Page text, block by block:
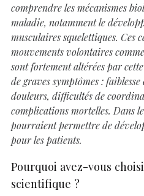
comprendre les mécanismes
maladie, notamment le
musculaires squelettiques. Ces
mouvements volontaires
sont fortement altérées par
de graves symptômes :
douleurs, difficultés de
complications mortelles. Dans
pourraient permettre de
pour les patients.
Pourquoi avez-vous
scientifique ?